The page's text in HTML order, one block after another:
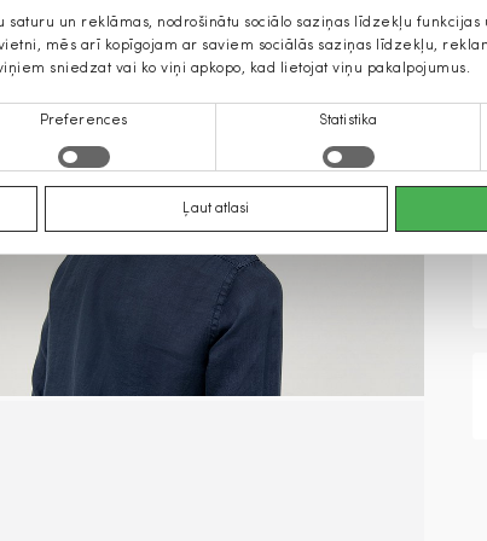
un reklāmas, nodrošinātu sociālo saziņas līdzekļu funkcijas
mēs arī kopīgojam ar saviem sociālās saziņas līdzekļu,
sniedzat vai ko viņi apkopo, kad lietojat viņu pakalpojumus.
Preferences Statistika
Ļaut atlasi